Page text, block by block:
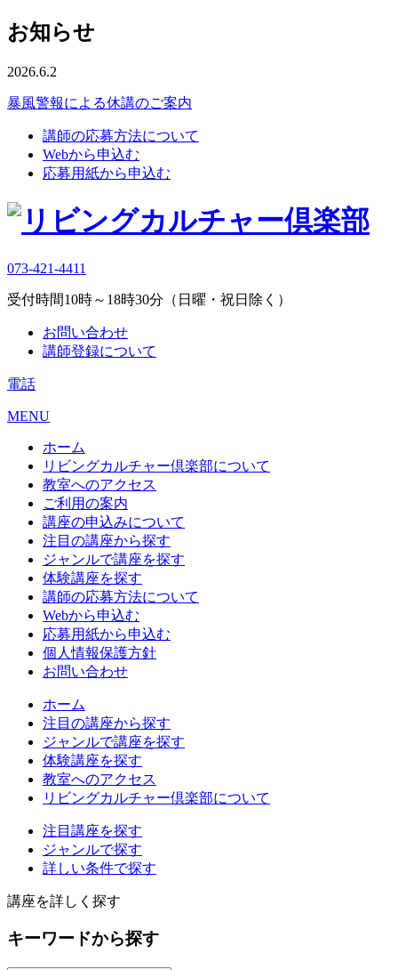
お知らせ
2026.6.2
暴風警報による休講のご案内
講師の応募方法について
Webから申込む
応募用紙から申込む
073-421-4411
受付時間10時～18時30分（日曜・祝日除く）
お問い合わせ
講師登録について
電話
MENU
ホーム
リビングカルチャー倶楽部について
教室へのアクセス
ご利用の案内
講座の申込みについて
注目の講座から探す
ジャンルで講座を探す
体験講座を探す
講師の応募方法について
Webから申込む
応募用紙から申込む
個人情報保護方針
お問い合わせ
ホーム
注目の講座から探す
ジャンルで講座を探す
体験講座を探す
教室へのアクセス
リビングカルチャー倶楽部について
注目講座を探す
ジャンルで探す
詳しい条件で探す
講座を詳しく探す
キーワードから探す